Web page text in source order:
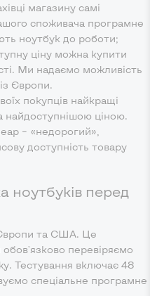
магазину самі
споживача програмне
ноутбук до роботи;
ціну можна купити
Ми надаємо можливість
Європи.
покупців найкращі
найдоступнішою ціною.
– «недорогий»,
доступність товару
ноутбуків перед
та США. Це
обов'язково перевіряємо
Тестування включає 48
спеціальне програмне